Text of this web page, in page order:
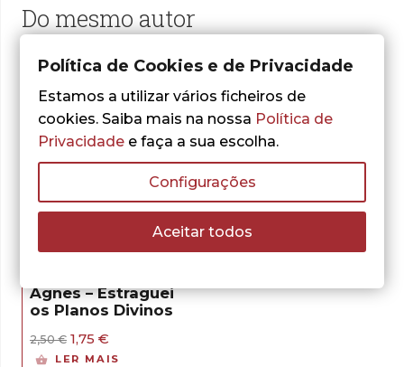
Do mesmo autor
- 30%
Agnes – Estraguei
os Planos Divinos
2,50€ O
preço
1,75 €
preço
LER MAIS
Política de Cookies e de Privacidade
Estamos a utilizar vários ficheiros de
cookies. Saiba mais na nossa Política de
Privacidade e faça a sua escolha.
Configurações
Aceitar todos